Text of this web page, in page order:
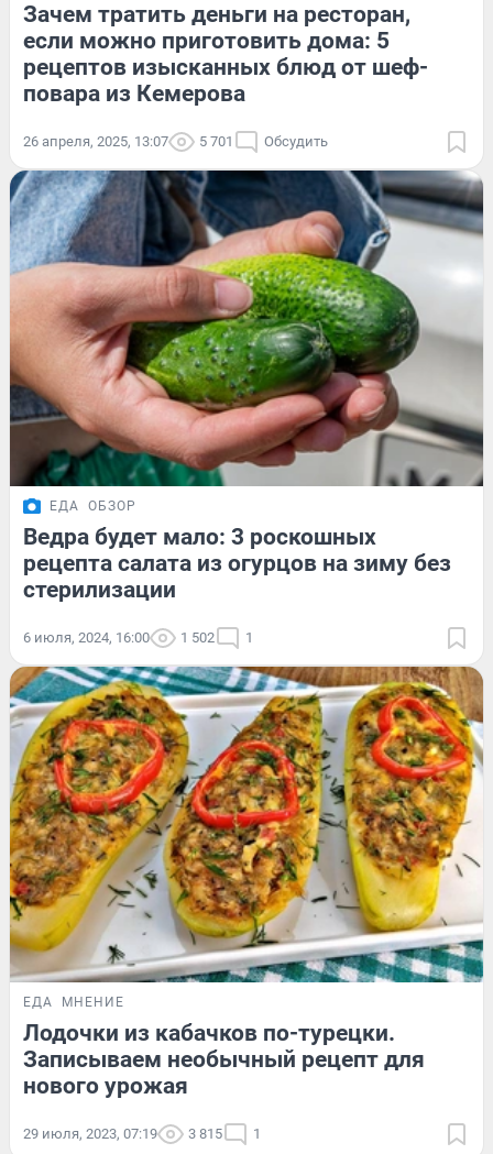
Зачем тратить деньги на ресторан,
если можно приготовить дома: 5
рецептов изысканных блюд от шеф-
повара из Кемерова
26 апреля, 2025, 13:07 5 701 Обсудить
ЕДА ОБЗОР
Ведра будет мало: 3 роскошных
рецепта салата из огурцов на зиму без
стерилизации
6 июля, 2024, 16:00 1 502 1
ЕДА МНЕНИЕ
Лодочки из кабачков по-турецки.
Записываем необычный рецепт для
нового урожая
29 июля, 2023, 07:19 3 815 1